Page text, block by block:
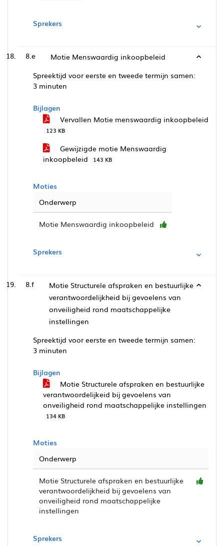
Sprekers
8.e
Motie Menswaardig inkoopbeleid
Spreektijd voor eerste en tweede termijn samen:
3 minuten
Bijlagen
Vervallen Motie menswaardig inkoopbeleid
123 KB
Gewijzigde motie Menswaardig
inkoopbeleid
143 KB
Moties
Onderwerp
Motie Menswaardig inkoopbeleid
Sprekers
8.f
Motie Structurele afspraken en bestuurlijke
verantwoordelijkheid bij gevoelens van
onveiligheid rond maatschappelijke
instellingen
Spreektijd voor eerste en tweede termijn samen:
3 minuten
Bijlagen
Motie Structurele afspraken en bestuurlijke
verantwoordelijkeid bij gevoelens van
onveiligheid rond maatschappelijke instellingen
134 KB
Moties
Onderwerp
Motie Structurele afspraken en bestuurlijke
verantwoordelijkheid bij gevoelens van
onveiligheid rond maatschappelijke
instellingen
Sprekers